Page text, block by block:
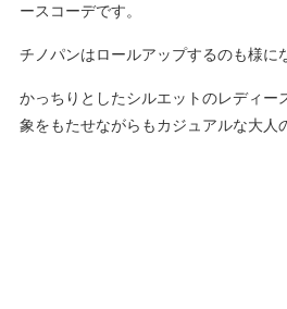
ースコーデです。
チノパンはロールアップするのも様に
かっちりとしたシルエットのレディー
象をもたせながらもカジュアルな大人